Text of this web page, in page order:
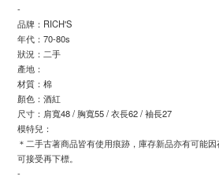
-
品牌：RICH'S
年代：70-80s
狀況：二手
產地：
材質：棉
顏色：酒紅
尺寸：肩寬48 / 胸寬55 / 衣長62 / 袖長27
模特兒：
＊二手古著商品皆有使用痕跡，庫存新品亦有可能
可接受再下標。
-